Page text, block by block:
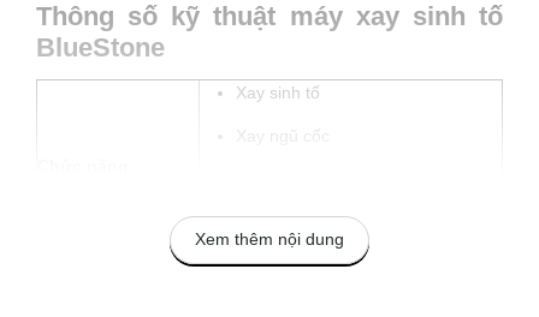
Thông số kỹ thuật máy xay sinh tố
BlueStone
Xay sinh tố
Xay ngũ cốc
Ép trái cây
Xem thêm nội dung